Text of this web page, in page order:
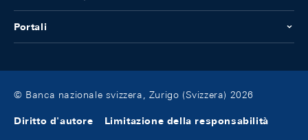
Portali
© Banca nazionale svizzera, Zurigo (Svizzera) 2026
Diritto d'autore Limitazione della responsabilità